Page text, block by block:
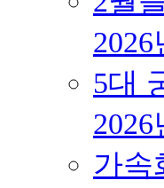
2026
5대
2026
가속